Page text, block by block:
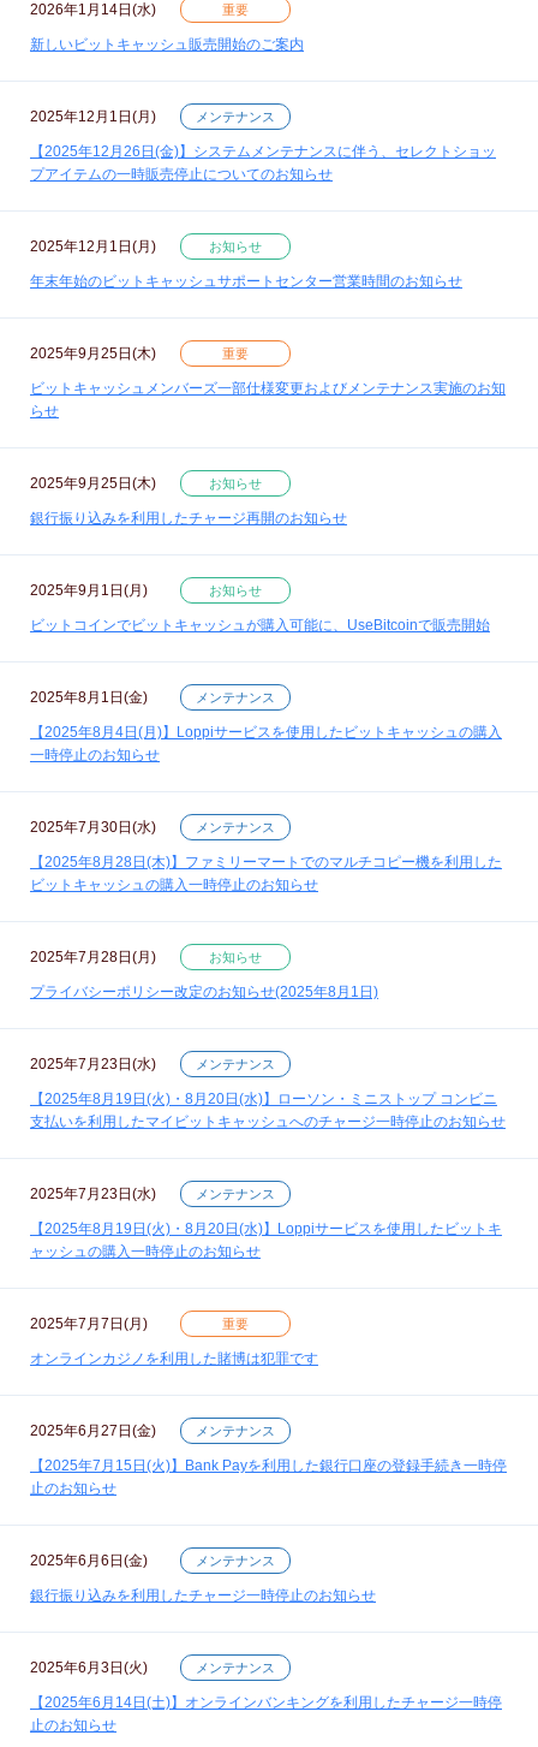
2026年1月14日(水) 重要
新しいビットキャッシュ販売開始のご案内
2025年12月1日(月) メンテナンス
【2025年12月26日(金)】システムメンテナンスに伴う、セレクトショッ
プアイテムの一時販売停止についてのお知らせ
2025年12月1日(月) お知らせ
年末年始のビットキャッシュサポートセンター営業時間のお知らせ
2025年9月25日(木) 重要
ビットキャッシュメンバーズ一部仕様変更およびメンテナンス実施のお知
らせ
2025年9月25日(木) お知らせ
銀行振り込みを利用したチャージ再開のお知らせ
2025年9月1日(月) お知らせ
ビットコインでビットキャッシュが購入可能に、UseBitcoinで販売開始
2025年8月1日(金) メンテナンス
【2025年8月4日(月)】Loppiサービスを使用したビットキャッシュの購入
一時停止のお知らせ
2025年7月30日(水) メンテナンス
【2025年8月28日(木)】ファミリーマートでのマルチコピー機を利用した
ビットキャッシュの購入一時停止のお知らせ
2025年7月28日(月) お知らせ
プライバシーポリシー改定のお知らせ(2025年8月1日)
2025年7月23日(水) メンテナンス
【2025年8月19日(火)・8月20日(水)】ローソン・ミニストップ コンビニ
支払いを利用したマイビットキャッシュへのチャージ一時停止のお知らせ
2025年7月23日(水) メンテナンス
【2025年8月19日(火)・8月20日(水)】Loppiサービスを使用したビットキ
ャッシュの購入一時停止のお知らせ
2025年7月7日(月) 重要
オンラインカジノを利用した賭博は犯罪です
2025年6月27日(金) メンテナンス
【2025年7月15日(火)】Bank Payを利用した銀行口座の登録手続き一時停
止のお知らせ
2025年6月6日(金) メンテナンス
銀行振り込みを利用したチャージ一時停止のお知らせ
2025年6月3日(火) メンテナンス
【2025年6月14日(土)】オンラインバンキングを利用したチャージ一時停
止のお知らせ